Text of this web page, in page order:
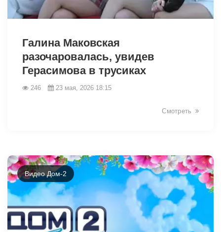
Галина Маковская
разочаровалась, увидев
Герасимова в трусиках
246 23 мая, 2026 18:15
Смотреть
Видео Дом-2